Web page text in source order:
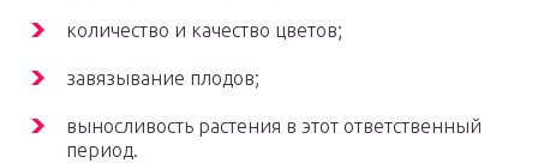
количество и качество цветов;
завязывание плодов;
выносливость растения в этот ответственный
период.